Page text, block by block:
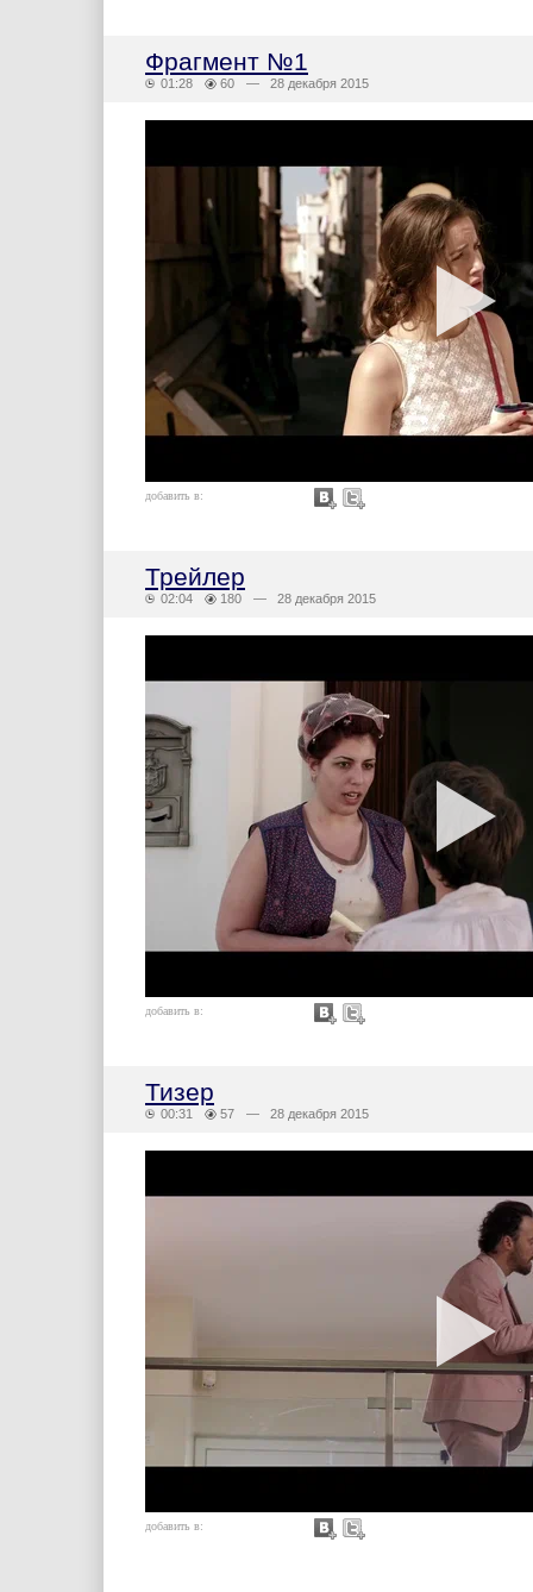
Фрагмент №1
01:28 60 — 28 декабря 2015
добавить в:
Трейлер
02:04 180 — 28 декабря 2015
добавить в:
Тизер
00:31 57 — 28 декабря 2015
добавить в: